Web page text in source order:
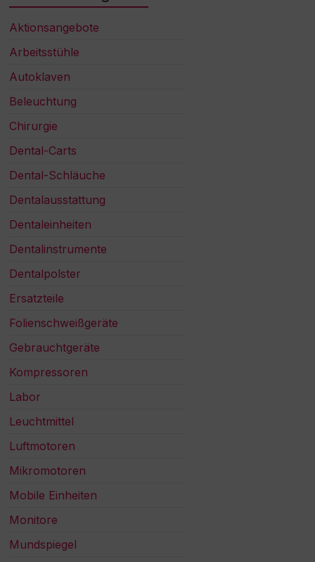
Aktionsangebote
Arbeitsstühle
Autoklaven
Beleuchtung
Chirurgie
Dental-Carts
Dental-Schläuche
Dentalausstattung
Dentaleinheiten
Dentalinstrumente
Dentalpolster
Ersatzteile
Folienschweißgeräte
Gebrauchtgeräte
Kompressoren
Labor
Leuchtmittel
Luftmotoren
Mikromotoren
Mobile Einheiten
Monitore
Mundspiegel